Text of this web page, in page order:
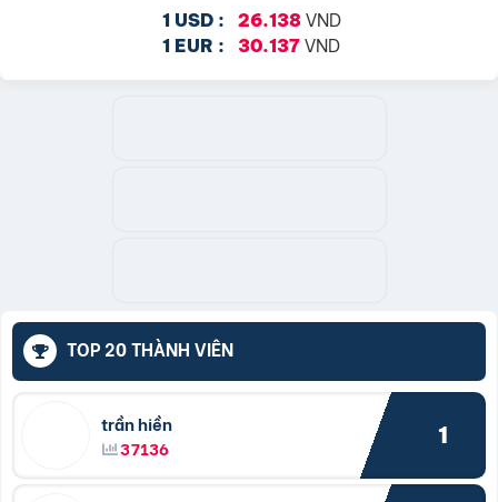
1 USD : 26.138VND
1 EUR : 30.137 VND
TOP 20 THÀNH VIÊN
trần hiền
37136
1